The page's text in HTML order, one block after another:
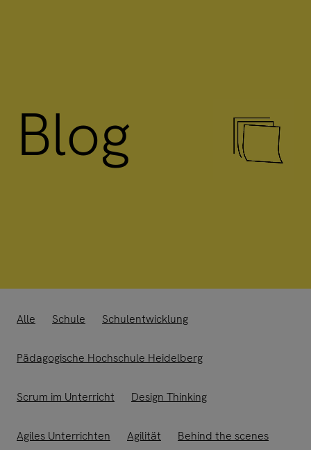
Blog
Alle Schule Schulentwicklung
Pädagogische Hochschule Heidelberg
Scrum im Unterricht Design Thinking
Agiles Unterrichten Agilität Behind the scenes